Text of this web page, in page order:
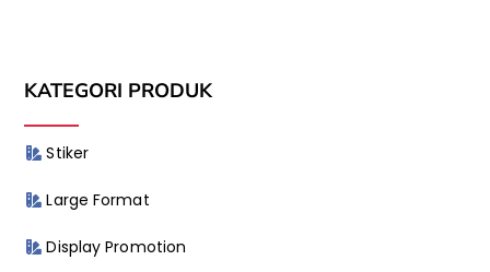
KATEGORI PRODUK
Stiker
Large Format
Display Promotion